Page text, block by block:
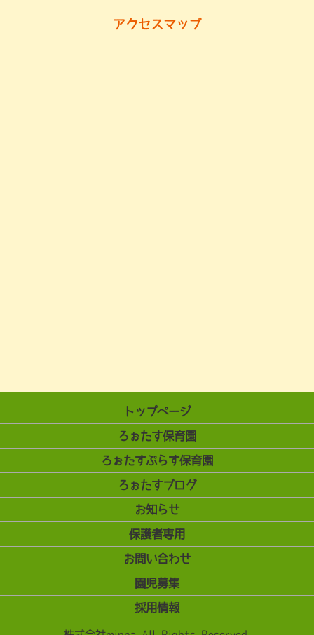
アクセスマップ
トップページ
ろぉたす保育園
ろぉたすぷらす保育園
ろぉたすブログ
お知らせ
保護者専用
お問い合わせ
園児募集
採用情報